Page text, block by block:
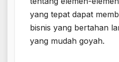
yang tepat dapat
bisnis yang bertahan
yang mudah goyah.